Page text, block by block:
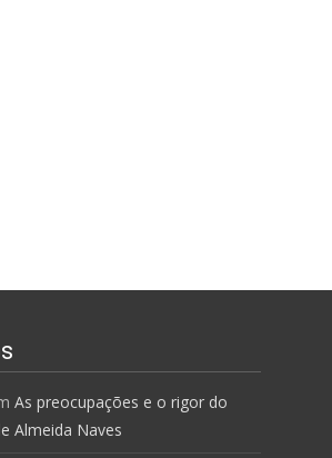
As preocupações e o rigor do
Almeida Naves